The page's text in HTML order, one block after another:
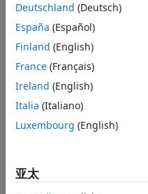
= H'
此处Λ为噪声方差矩阵，
System Identification
和预测的工具。您可以对时
及灰盒模型。线性时间序列
空间模型（ idss或idgrey
归 (AR)、自回归移动平均
(ARIMA) 模型。对于非线
ARX 模型。
Deutschland (Deutsch)
España (Español)
Finland (English)
France (Français)
Ireland (English)
Italia (Italiano)
Luxembourg (English)
亚太